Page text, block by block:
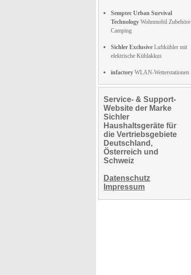
Semptec Urban Survival
Technology Wohnmobil Zubehöre
Camping
Sichler Exclusive Luftkühler mit
elektrische Kühlakkus
infactory WLAN-Wetterstationen
Service- & Support-
Website der Marke
Sichler
Haushaltsgeräte für
die Vertriebsgebiete
Deutschland,
Österreich und
Schweiz
Datenschutz
Impressum